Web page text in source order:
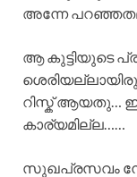
അന്നേ
ആ കുട്ടിയുടെ
റിസ്ക് ആയതു…
കാര്യമില്ല……
സുഖപ്രസവം